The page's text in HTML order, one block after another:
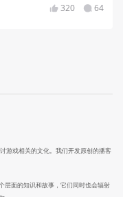
320 64
游戏相关的文化。我们开发原创的播客
层面的知识和故事，它们同时也会辐射